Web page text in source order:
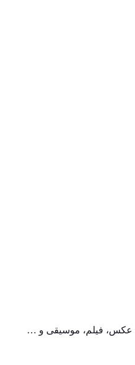
عکس، فیلم، موسیقی و …